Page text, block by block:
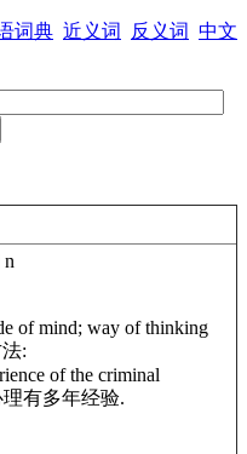
词典 近义词 反义词 中文
n
of mind; way of thinking
:
of the criminal
理有多年经验.